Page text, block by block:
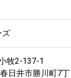
ズ
牧2-137-1
日井市勝川町7